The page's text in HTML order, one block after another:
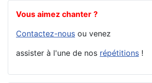
Vous aimez chanter ?
Contactez-nous ou venez
assister à l'une de nos répétitions !